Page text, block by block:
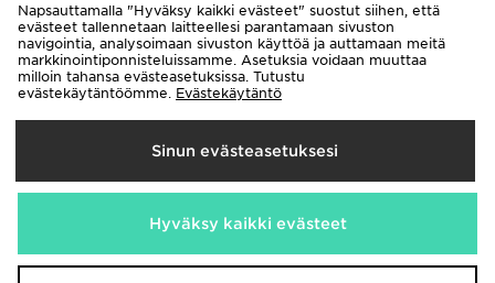
Kumppanuusohjelma
JD Blog
Toimitetaan
Suomi
Me hyväksymme seuraavat maksutavat
Napsauttamalla "Hyväksy kaikki evästeet" suostut siihen, että
evästeet tallennetaan laitteellesi parantamaan sivuston
navigointia, analysoimaan sivuston käyttöä ja auttamaan meitä
markkinointiponnisteluissamme. Asetuksia voidaan muuttaa
milloin tahansa evästeasetuksissa. Tutustu
evästekäytäntöömme. Evästekäytäntö
Sinun evästeasetuksesi
Hyväksy kaikki evästeet